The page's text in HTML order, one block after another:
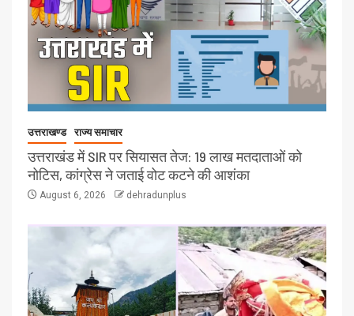
उत्तराखण्ड राज्य समाचार
उत्तराखंड में SIR पर सियासत तेज: 19 लाख मतदाताओं को
नोटिस, कांग्रेस ने जताई वोट कटने की आशंका
August 6, 2026 dehradunplus